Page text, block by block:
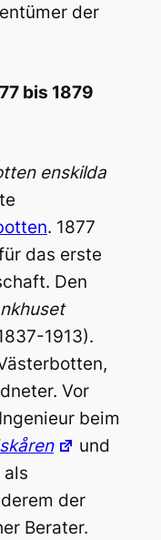
der
bis 1879
enskilda
. 1877
das erste
Den
1913).
Vor
beim
und
als
der
Berater.